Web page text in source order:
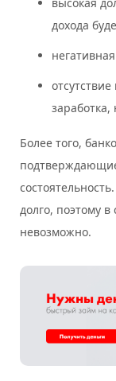
дохода
Более того,
долго, поэтому
невозможно.